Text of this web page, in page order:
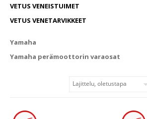
VETUS VENEISTUIMET
VETUS VENETARVIKKEET
Yamaha
Yamaha perämoottorin varaosat